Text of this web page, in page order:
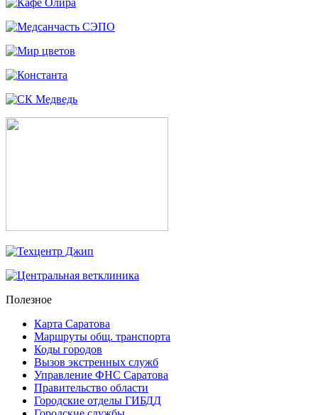
Полезное
Карта Саратова
Маршруты общ. транспорта
Коды городов
Вызов экстренных служб
Управление ФНС Саратова
Правительство области
Городские отделы ГИБДД